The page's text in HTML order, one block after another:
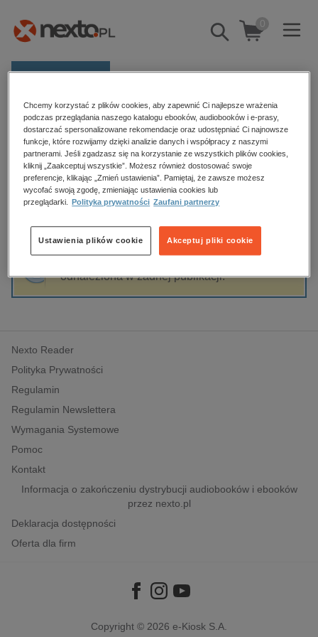
Pokaż/schowaj
wyszukiwarkę
0
E-prasa
Kategorie
Zobacz wszystkie E-prasa
budownictwo, aranżacja wnętrz
biznesowe, branżowe, gospodarka
edukacja
hobby, sport, rozrywka
komputery, internet, technologie, informatyka
polityka, społeczno-informacyjne
psychologiczne
inne
popularno-naukowe
historia
Strona główna Kyusaku Yumeno
Kyusaku Yumeno
Sortowanie Filtrowanie
odnaleziona w żadnej publikacji.
Nexto Reader
Polityka Prywatności
Regulamin
Regulamin Newslettera
Wymagania Systemowe
Pomoc
Kontakt
Informacja o zakończeniu dystrybucji audiobooków i ebooków
przez nexto.pl
Deklaracja dostępności
Oferta dla firm
Copyright © 2026 e-Kiosk S.A.
Chcemy korzystać z plików cookies, aby zapewnić Ci najlepsze wrażenia
podczas przeglądania naszego katalogu ebooków, audiobooków i e-prasy,
dostarczać spersonalizowane rekomendacje oraz udostępniać Ci najnowsze
funkcje, które rozwijamy dzięki analizie danych i współpracy z naszymi
partnerami. Jeśli zgadzasz się na korzystanie ze wszystkich plików cookies,
kliknij „Zaakceptuj wszystkie”. Możesz również dostosować swoje
preferencje, klikając „Zmień ustawienia”. Pamiętaj, że zawsze możesz
wycofać swoją zgodę, zmieniając ustawienia cookies lub
przeglądarki.
Polityka prywatności Zaufani partnerzy
Akceptuj pliki cookie
Ustawienia plików cookie